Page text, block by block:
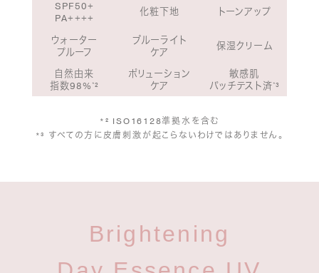
SPF50+
PA++++
化粧下地 トーンアップ
ウォーター
プルーフ
ブルーライト
ケア
保湿クリーム
自然由来
指数98% *²
ポリューション
ケア
敏感肌
パッチテスト済 *³
*² ISO16128準拠水を含む
*³ すべての方に皮膚刺激が起こらないわけではありません。
Brightening